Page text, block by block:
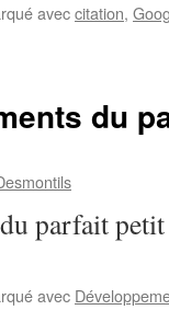
aveccitation,
du
parfait
avec